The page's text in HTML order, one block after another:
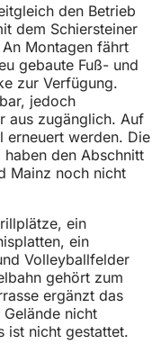
den Betrieb
dem Schiersteiner
Montagen fährt
gebaute Fuß- und
zur Verfügung.
jedoch
aus zugänglich. Auf
erneuert werden. Die
den Abschnitt
Mainz noch nicht
ein
ein
Volleyballfelder
gehört zum
ergänzt das
nicht
ist nicht gestattet.